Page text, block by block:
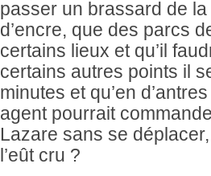
passer un brassard de
d’encre, que des parcs
certains lieux et qu’il
certains autres points il
minutes et qu’en
agent pourrait
Lazare sans se
l’eût cru ?